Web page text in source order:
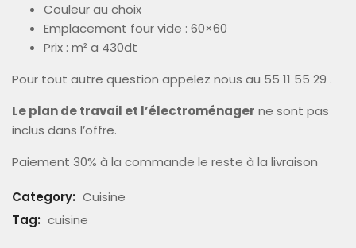
Couleur au choix
Emplacement four vide : 60×60
Prix : m² a 430dt
Pour tout autre question appelez nous au 55 11 55 29 .
Le plan de travail et l’électroménager ne sont pas
inclus dans l’offre.
Paiement 30% à la commande le reste à la livraison
Category: Cuisine
Tag: cuisine